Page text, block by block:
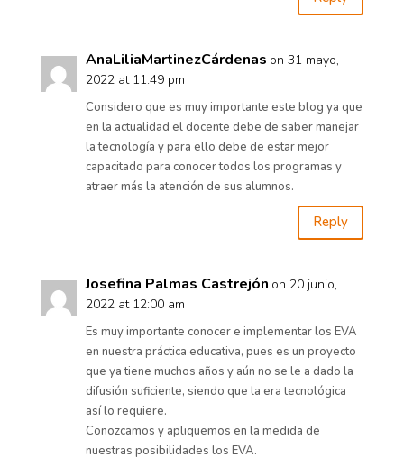
AnaLiliaMartinezCárdenas on 31 mayo,
2022 at 11:49 pm
Considero que es muy importante este blog ya que
en la actualidad el docente debe de saber manejar
la tecnología y para ello debe de estar mejor
capacitado para conocer todos los programas y
atraer más la atención de sus alumnos.
Reply
Josefina Palmas Castrejón on 20 junio,
2022 at 12:00 am
Es muy importante conocer e implementar los EVA
en nuestra práctica educativa, pues es un proyecto
que ya tiene muchos años y aún no se le a dado la
difusión suficiente, siendo que la era tecnológica
así lo requiere.
Conozcamos y apliquemos en la medida de
nuestras posibilidades los EVA.